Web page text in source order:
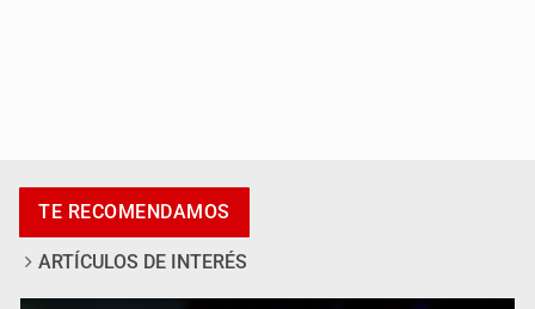
adopción simple
TE RECOMENDAMOS
ARTÍCULOS DE INTERÉS